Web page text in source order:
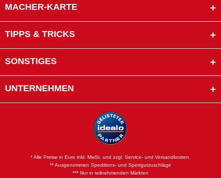
MACHER-KARTE
TIPPS & TRICKS
SONSTIGES
UNTERNEHMEN
* Alle Preise in Euro inkl. MwSt. und zzgl. Service- und Versandkosten.
** Ausgenommen Speditions- und Sperrgutzuschläge
*** Nur in teilnehmenden Märkten